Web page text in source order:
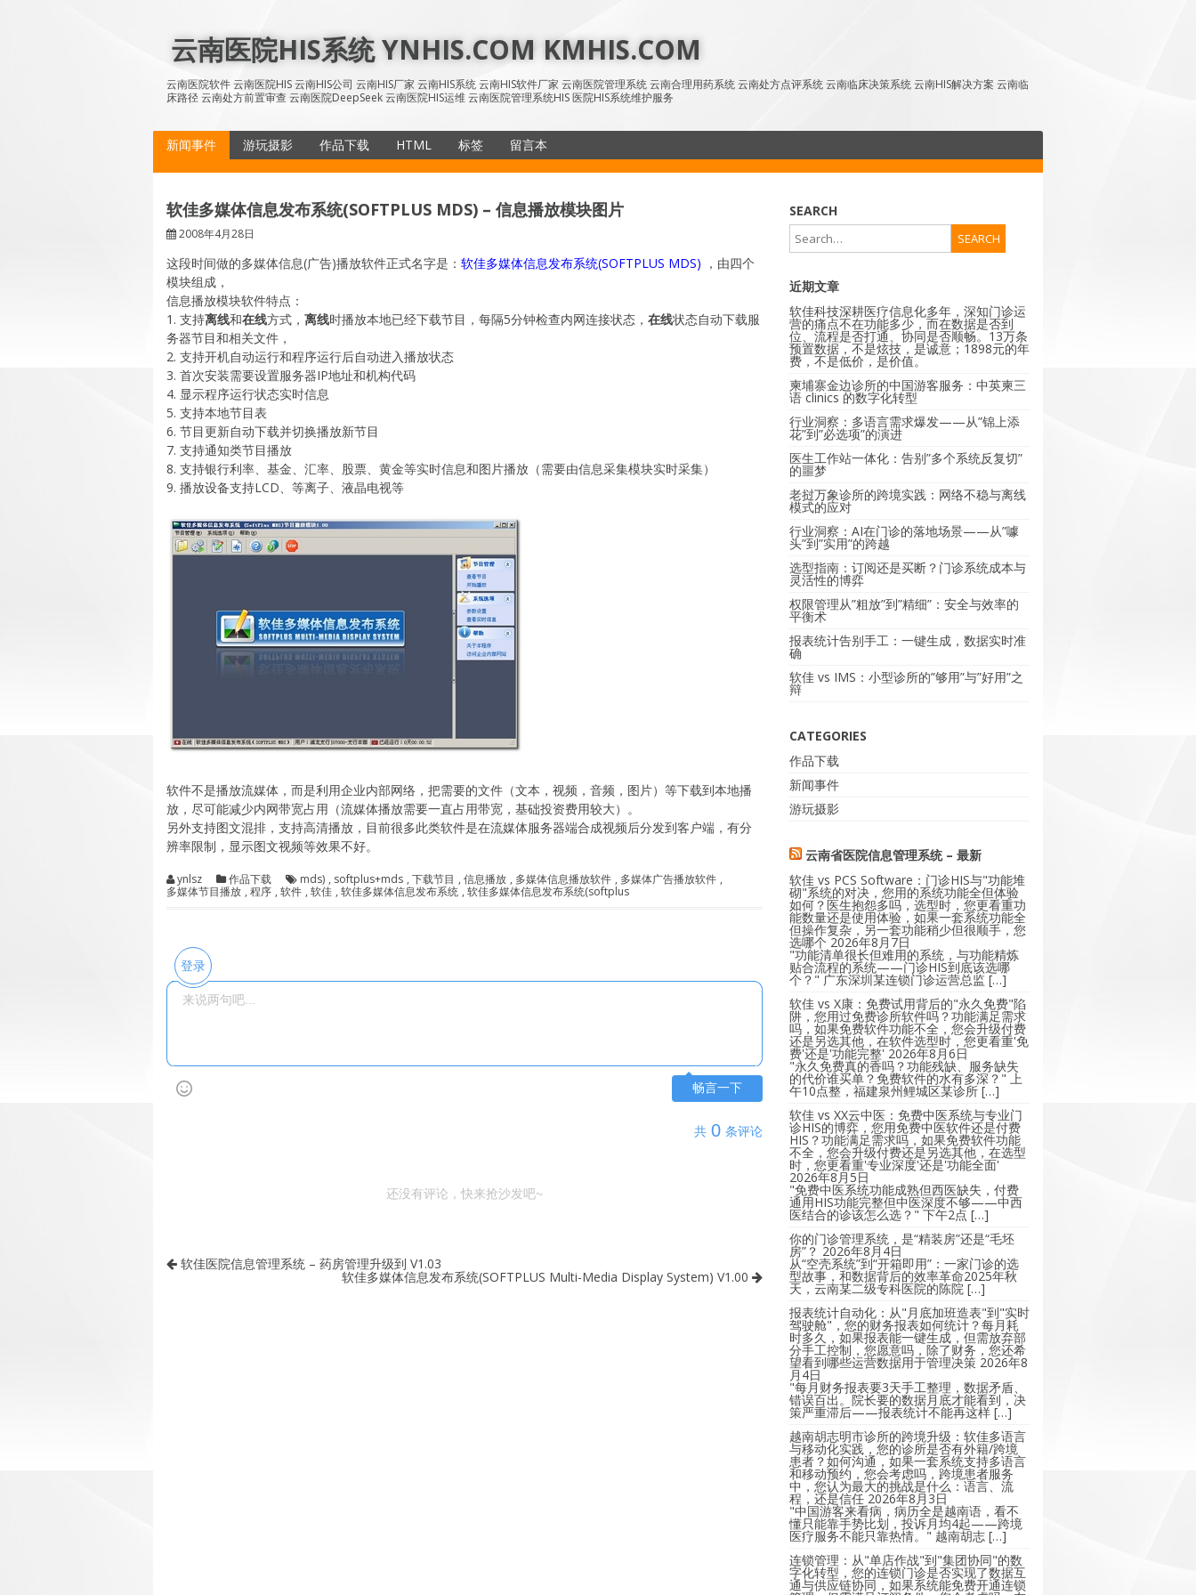
content
云南医院HIS系统 YNHIS.COM KMHIS.COM
云南医院软件 云南医院HIS 云南HIS公司 云南HIS厂家 云南HIS系统 云南HIS软件厂家 云南医院管理系统 云南合理用药系统 云南处方点评系统 云南临床决策系统 云南HIS解决方案 云南临
床路径 云南处方前置审查 云南医院DeepSeek 云南医院HIS运维 云南医院管理系统HIS 医院HIS系统维护服务
新闻事件 游玩摄影 作品下载
HTML
SiteMap
标签 留言本
软佳多媒体信息发布系统(SOFTPLUS MDS) – 信息播放模块图片
2008年4月28日
这段时间做的多媒体信息(广告)播放软件正式名字是： 软佳多媒体信息发布系统(SOFTPLUS MDS) ，由四个
模块组成，
信息播放模块软件特点：
1. 支持离线和在线方式， 离线时播放本地已经下载节目，每隔5分钟检查内网连接状态， 在线状态自动下载服
务器节目和相关文件，
2. 支持开机自动运行和程序运行后自动进入播放状态
3. 首次安装需要设置服务器IP地址和机构代码
4. 显示程序运行状态实时信息
5. 支持本地节目表
6. 节目更新自动下载并切换播放新节目
7. 支持通知类节目播放
8. 支持银行利率、基金、汇率、股票、黄金等实时信息和图片播放（需要由信息采集模块实时采集）
9. 播放设备支持LCD、等离子、液晶电视等
软件不是播放流媒体，而是利用企业内部网络，把需要的文件（文本，视频，音频，图片）等下载到本地播
放，尽可能减少内网带宽占用（流媒体播放需要一直占用带宽，基础投资费用较大）。
另外支持图文混排，支持高清播放，目前很多此类软件是在流媒体服务器端合成视频后分发到客户端，有分
辨率限制，显示图文视频等效果不好。
ynlsz 作品下载 mds) , softplus+mds , 下载节目 , 信息播放 , 多媒体信息播放软件 , 多媒体广告播放软件 ,
多媒体节目播放 , 程序 , 软件 , 软佳 , 软佳多媒体信息发布系统 , 软佳多媒体信息发布系统(softplus
登录
畅言一下
共 0 条评论
还没有评论，快来抢沙发吧~
软佳医院信息管理系统 – 药房管理升级到 V1.03
软佳多媒体信息发布系统(SOFTPLUS Multi-Media Display System) V1.00
SEARCH
近期文章
软佳科技深耕医疗信息化多年，深知门诊运
营的痛点不在功能多少，而在数据是否到
位、流程是否打通、协同是否顺畅。13万条
预置数据，不是炫技，是诚意；1898元的年
费，不是低价，是价值。
柬埔寨金边诊所的中国游客服务：中英柬三
语 clinics 的数字化转型
行业洞察：多语言需求爆发——从”锦上添
花”到”必选项”的演进
医生工作站一体化：告别”多个系统反复切”
的噩梦
老挝万象诊所的跨境实践：网络不稳与离线
模式的应对
行业洞察：AI在门诊的落地场景——从”噱
头”到”实用”的跨越
选型指南：订阅还是买断？门诊系统成本与
灵活性的博弈
权限管理从”粗放”到”精细”：安全与效率的
平衡术
报表统计告别手工：一键生成，数据实时准
确
软佳 vs IMS：小型诊所的”够用”与”好用”之
辩
CATEGORIES
作品下载
新闻事件
游玩摄影
云南省医院信息管理系统 – 最新
软佳 vs PCS Software：门诊HIS与"功能堆
砌"系统的对决，您用的系统功能全但体验
如何？医生抱怨多吗，选型时，您更看重功
能数量还是使用体验，如果一套系统功能全
但操作复杂，另一套功能稍少但很顺手，您
选哪个 2026年8月7日
"功能清单很长但难用的系统，与功能精炼
贴合流程的系统——门诊HIS到底该选哪
个？" 广东深圳某连锁门诊运营总监 […]
软佳 vs X康：免费试用背后的"永久免费"陷
阱，您用过免费诊所软件吗？功能满足需求
吗，如果免费软件功能不全，您会升级付费
还是另选其他，在软件选型时，您更看重'免
费'还是'功能完整' 2026年8月6日
"永久免费真的香吗？功能残缺、服务缺失
的代价谁买单？免费软件的水有多深？" 上
午10点整，福建泉州鲤城区某诊所 […]
软佳 vs XX云中医：免费中医系统与专业门
诊HIS的博弈，您用免费中医软件还是付费
HIS？功能满足需求吗，如果免费软件功能
不全，您会升级付费还是另选其他，在选型
时，您更看重'专业深度'还是'功能全面'
2026年8月5日
"免费中医系统功能成熟但西医缺失，付费
通用HIS功能完整但中医深度不够——中西
医结合的诊该怎么选？" 下午2点 […]
你的门诊管理系统，是“精装房”还是“毛坯
房”？ 2026年8月4日
从“空壳系统”到“开箱即用”：一家门诊的选
型故事，和数据背后的效率革命2025年秋
天，云南某二级专科医院的陈院 […]
报表统计自动化：从"月底加班造表"到"实时
驾驶舱"，您的财务报表如何统计？每月耗
时多久，如果报表能一键生成，但需放弃部
分手工控制，您愿意吗，除了财务，您还希
望看到哪些运营数据用于管理决策 2026年8
月4日
"每月财务报表要3天手工整理，数据矛盾、
错误百出。院长要的数据月底才能看到，决
策严重滞后——报表统计不能再这样 […]
越南胡志明市诊所的跨境升级：软佳多语言
与移动化实践，您的诊所是否有外籍/跨境
患者？如何沟通，如果一套系统支持多语言
和移动预约，您会考虑吗，跨境患者服务
中，您认为最大的挑战是什么：语言、流
程，还是信任 2026年8月3日
"中国游客来看病，病历全是越南语，看不
懂只能靠手势比划，投诉月均4起——跨境
医疗服务不能只靠热情。" 越南胡志 […]
连锁管理：从"单店作战"到"集团协同"的数
字化转型，您的连锁门诊是否实现了数据互
通与供应链协同，如果系统能免费开通连锁